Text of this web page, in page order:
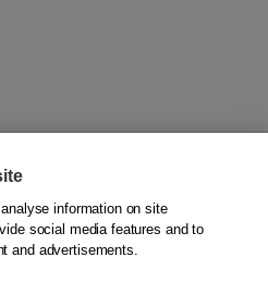
information on site
social media features and to
and advertisements.